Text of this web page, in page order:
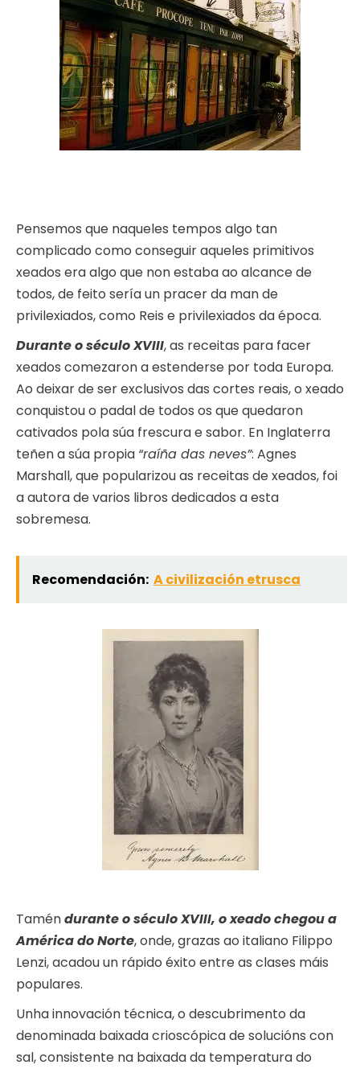
Pensemos que naqueles tempos algo tan
complicado como conseguir aqueles primitivos
xeados era algo que non estaba ao alcance de
todos, de feito sería un pracer da man de
privilexiados, como Reis e privilexiados da época.
Durante o século XVIII, as receitas para facer
xeados comezaron a estenderse por toda Europa.
Ao deixar de ser exclusivos das cortes reais, o xeado
conquistou o padal de todos os que quedaron
cativados pola súa frescura e sabor. En Inglaterra
teñen a súa propia “raíña das neves”: Agnes
Marshall, que popularizou as receitas de xeados, foi
a autora de varios libros dedicados a esta
sobremesa.
Recomendación: A civilización etrusca
Taméndurante o século XVIII, o xeado chegou a
América do Norte, onde, grazas ao italiano Filippo
Lenzi, acadou un rápido éxito entre as clases máis
populares.
Unha innovación técnica, o descubrimento da
denominada baixada crioscópica de solucións con
sal, consistente na baixada da temperatura do